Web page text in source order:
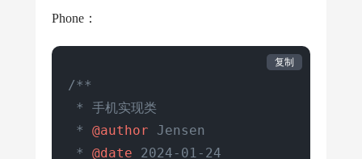
Phone：
/**
* 手机实现类
* @author Jensen
* @date 2024-01-24
复制